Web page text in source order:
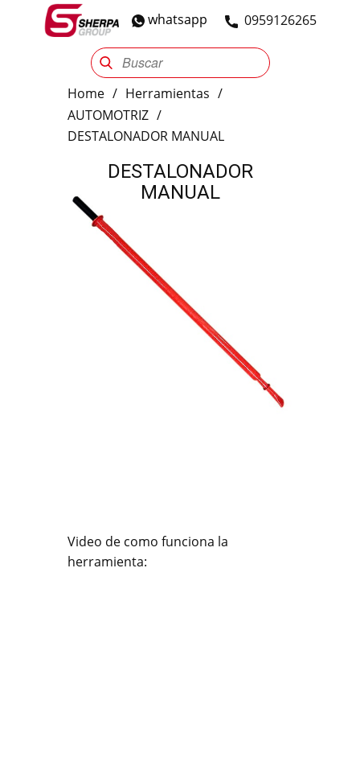
​0959126265
whatsapp
Sherpa Group Reencauche Automotriz
Home / Herramientas /
AUTOMOTRIZ /
DESTALONADOR MANUAL
DESTALONADOR
MANUAL
Video de como funciona la
herramienta: